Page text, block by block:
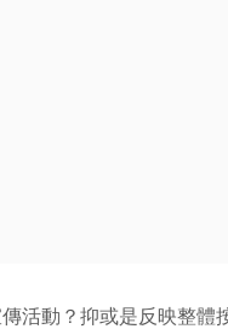
活動？抑或是反映整體